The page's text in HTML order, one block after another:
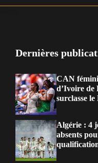
Dernières
CAN
d’Ivoire de
surclasse
Algérie : 4
absents